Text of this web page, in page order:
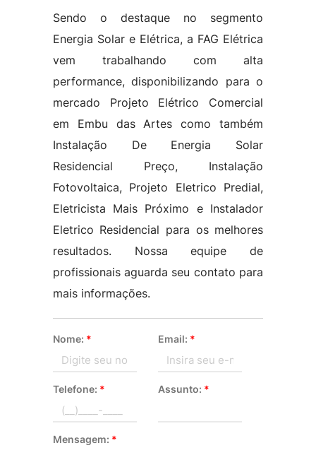
Sendo o destaque no segmento
Energia Solar e Elétrica, a FAG Elétrica
vem trabalhando com alta
performance, disponibilizando para o
mercado Projeto Elétrico Comercial
em Embu das Artes como também
Instalação De Energia Solar
Residencial Preço, Instalação
Fotovoltaica, Projeto Eletrico Predial,
Eletricista Mais Próximo e Instalador
Eletrico Residencial para os melhores
resultados. Nossa equipe de
profissionais aguarda seu contato para
mais informações.
Nome: * Email: *
Telefone: * Assunto: *
Mensagem: *